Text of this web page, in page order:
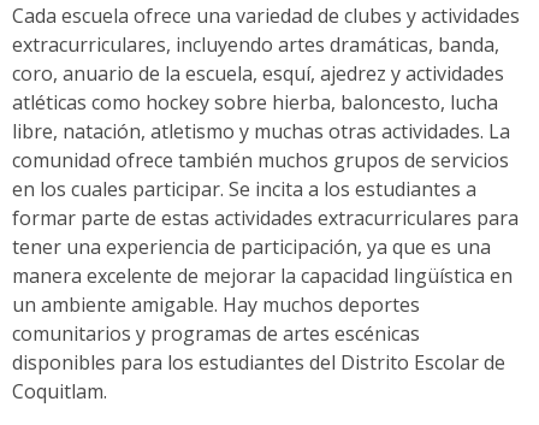
Cada escuela ofrece una variedad de clubes y actividades
extracurriculares, incluyendo artes dramáticas, banda,
coro, anuario de la escuela, esquí, ajedrez y actividades
atléticas como hockey sobre hierba, baloncesto, lucha
libre, natación, atletismo y muchas otras actividades. La
comunidad ofrece también muchos grupos de servicios
en los cuales participar. Se incita a los estudiantes a
formar parte de estas actividades extracurriculares para
tener una experiencia de participación, ya que es una
manera excelente de mejorar la capacidad lingüística en
un ambiente amigable. Hay muchos deportes
comunitarios y programas de artes escénicas
disponibles para los estudiantes del Distrito Escolar de
Coquitlam.